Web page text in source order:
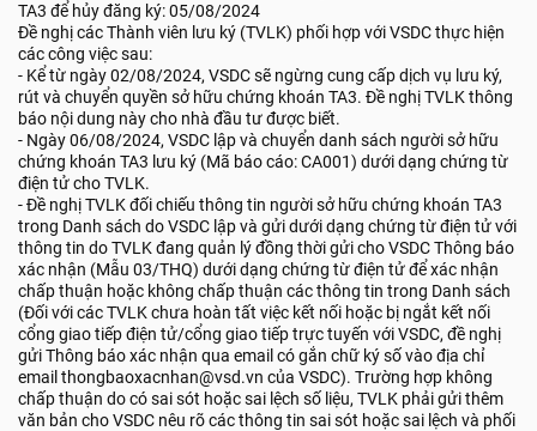
TA3 để hủy đăng ký: 05/08/2024
Đề nghị các Thành viên lưu ký (TVLK) phối hợp với VSDC thực hiện
các công việc sau:
- Kể từ ngày 02/08/2024, VSDC sẽ ngừng cung cấp dịch vụ lưu ký,
rút và chuyển quyền sở hữu chứng khoán TA3. Đề nghị TVLK thông
báo nội dung này cho nhà đầu tư được biết.
- Ngày 06/08/2024, VSDC lập và chuyển danh sách người sở hữu
chứng khoán TA3 lưu ký (Mã báo cáo: CA001) dưới dạng chứng từ
điện tử cho TVLK.
- Đề nghị TVLK đối chiếu thông tin người sở hữu chứng khoán TA3
trong Danh sách do VSDC lập và gửi dưới dạng chứng từ điện tử với
thông tin do TVLK đang quản lý đồng thời gửi cho VSDC Thông báo
xác nhận (Mẫu 03/THQ) dưới dạng chứng từ điện tử để xác nhận
chấp thuận hoặc không chấp thuận các thông tin trong Danh sách
(Đối với các TVLK chưa hoàn tất việc kết nối hoặc bị ngắt kết nối
cổng giao tiếp điện tử/cổng giao tiếp trực tuyến với VSDC, đề nghị
gửi Thông báo xác nhận qua email có gắn chữ ký số vào địa chỉ
email thongbaoxacnhan@vsd.vn của VSDC). Trường hợp không
chấp thuận do có sai sót hoặc sai lệch số liệu, TVLK phải gửi thêm
văn bản cho VSDC nêu rõ các thông tin sai sót hoặc sai lệch và phối